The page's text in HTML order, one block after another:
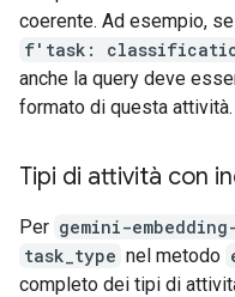
coerente. Ad esempio,
f'task:
anche la query deve
formato di questa attività.
Tipi di attività con
Per gemini-
task_type nel metodo
completo dei tipi di